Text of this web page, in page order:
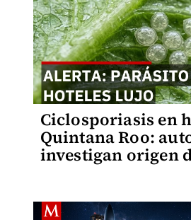
Ciclosporiasis en
Quintana Roo:
investigan origen